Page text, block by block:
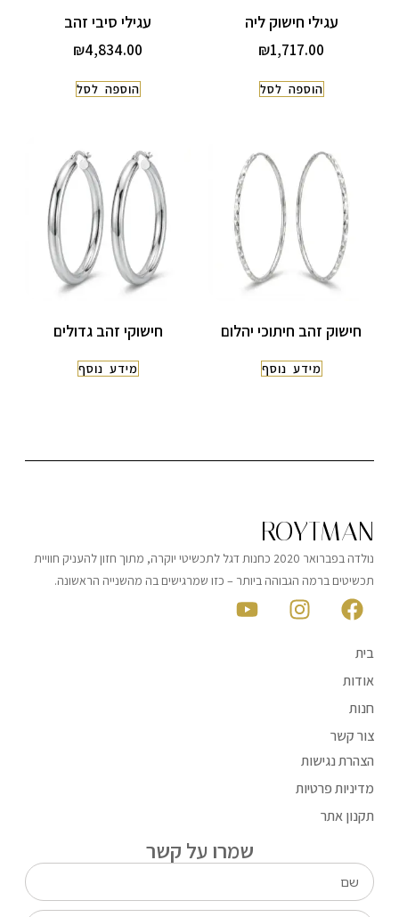
עגילי חישוק ליה
₪1,717.00
הוספה לסל
עגילי סיבי זהב
₪4,834.00
הוספה לסל
חישוק זהב חיתוכי יהלום
מידע נוסף
חישוקי זהב גדולים
מידע נוסף
ROYTMAN
נולדה בפברואר 2020 כחנות דגל לתכשיטי יוקרה, מתוך חזון להעניק חוויית
תכשיטים ברמה הגבוהה ביותר – כזו שמרגישים בה מהשנייה הראשונה.
בית
אודות
חנות
צור קשר
הצהרת נגישות
מדיניות פרטיות
תקנון אתר
שמרו על קשר